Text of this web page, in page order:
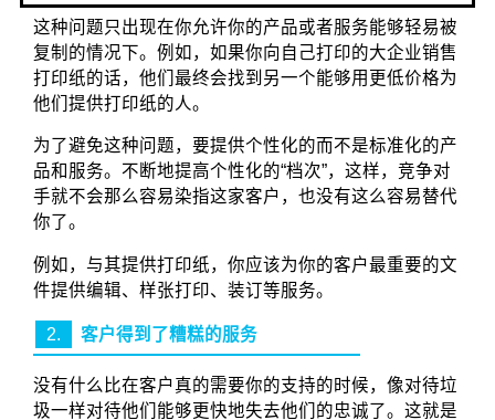
这种问题只出现在你允许你的产品或者服务能够轻易被
复制的情况下。例如，如果你向自己打印的大企业销售
打印纸的话，他们最终会找到另一个能够用更低价格为
他们提供打印纸的人。
为了避免这种问题，要提供个性化的而不是标准化的产
品和服务。不断地提高个性化的“档次”，这样，竞争对
手就不会那么容易染指这家客户，也没有这么容易替代
你了。
例如，与其提供打印纸，你应该为你的客户最重要的文
件提供编辑、样张打印、装订等服务。
2. 客户得到了糟糕的服务
没有什么比在客户真的需要你的支持的时候，像对待垃
圾一样对待他们能够更快地失去他们的忠诚了。这就是